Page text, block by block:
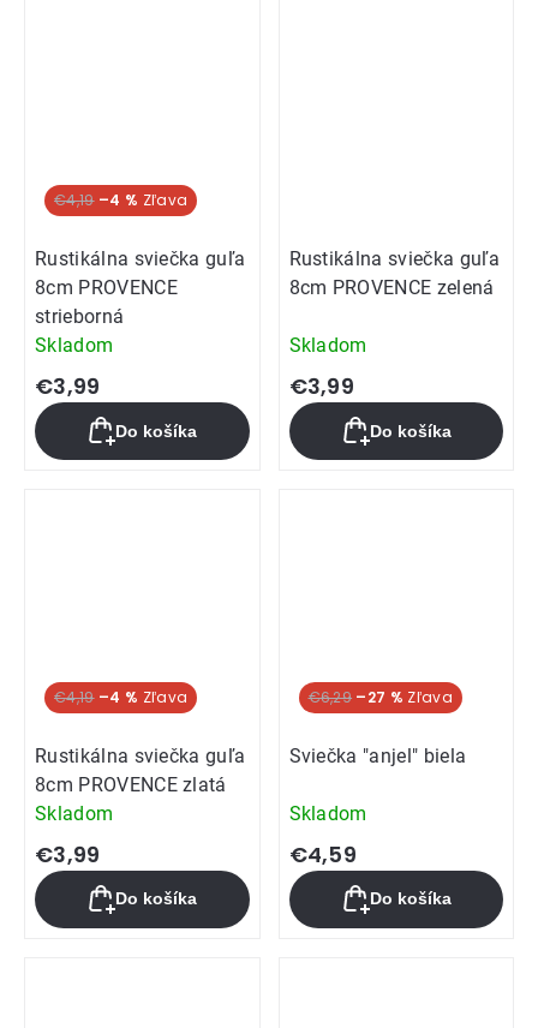
€4,19 –4 %
Rustikálna sviečka guľa
8cm PROVENCE
strieborná
Skladom
€3,99
Do košíka
Rustikálna sviečka guľa
8cm PROVENCE zelená
Skladom
€3,99
Do košíka
€4,19 –4 %
Rustikálna sviečka guľa
8cm PROVENCE zlatá
Skladom
€3,99
Do košíka
€6,29 –27 %
Sviečka "anjel" biela
Skladom
€4,59
Do košíka